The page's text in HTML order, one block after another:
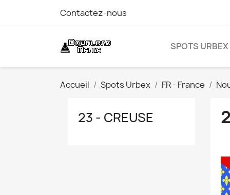
Contactez-nous
SPOTS URBEX
Accueil Spots Urbex FR - France
23 - CREUSE